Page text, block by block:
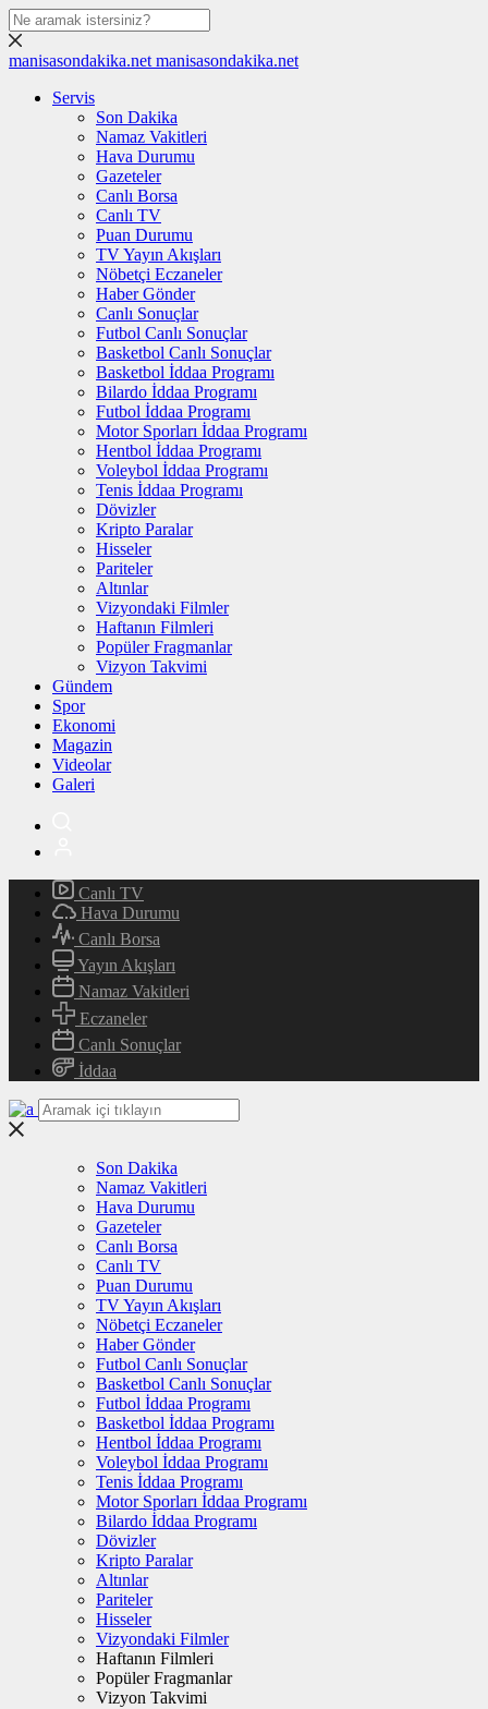
manisasondakika.net manisasondakika.net
Servis
Son Dakika
Namaz Vakitleri
Hava Durumu
Gazeteler
Canlı Borsa
Canlı TV
Puan Durumu
TV Yayın Akışları
Nöbetçi Eczaneler
Haber Gönder
Canlı Sonuçlar
Futbol Canlı Sonuçlar
Basketbol Canlı Sonuçlar
Basketbol İddaa Programı
Bilardo İddaa Programı
Futbol İddaa Programı
Motor Sporları İddaa Programı
Hentbol İddaa Programı
Voleybol İddaa Programı
Tenis İddaa Programı
Dövizler
Kripto Paralar
Hisseler
Pariteler
Altınlar
Vizyondaki Filmler
Haftanın Filmleri
Popüler Fragmanlar
Vizyon Takvimi
Gündem
Spor
Ekonomi
Magazin
Videolar
Galeri
Canlı TV
Hava Durumu
Canlı Borsa
Yayın Akışları
Namaz Vakitleri
Eczaneler
Canlı Sonuçlar
İddaa
Son Dakika
Namaz Vakitleri
Hava Durumu
Gazeteler
Canlı Borsa
Canlı TV
Puan Durumu
TV Yayın Akışları
Nöbetçi Eczaneler
Haber Gönder
Futbol Canlı Sonuçlar
Basketbol Canlı Sonuçlar
Futbol İddaa Programı
Basketbol İddaa Programı
Hentbol İddaa Programı
Voleybol İddaa Programı
Tenis İddaa Programı
Motor Sporları İddaa Programı
Bilardo İddaa Programı
Dövizler
Kripto Paralar
Altınlar
Pariteler
Hisseler
Vizyondaki Filmler
Haftanın Filmleri
Popüler Fragmanlar
Vizyon Takvimi